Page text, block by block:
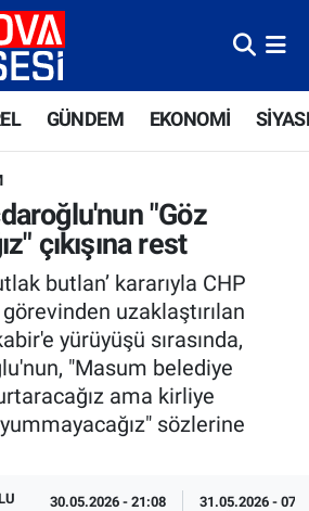
GÜNDEM EKONOMİ
"Göz
çıkışına rest
butlan’ kararıyla CHP
görevinden uzaklaştırılan
yürüyüşü sırasında,
"Masum belediye
ama kirliye
sözlerine
30.05.2026 - 21:08 31.05.2026 -
Eczaneler
Durumu ve Fikstür